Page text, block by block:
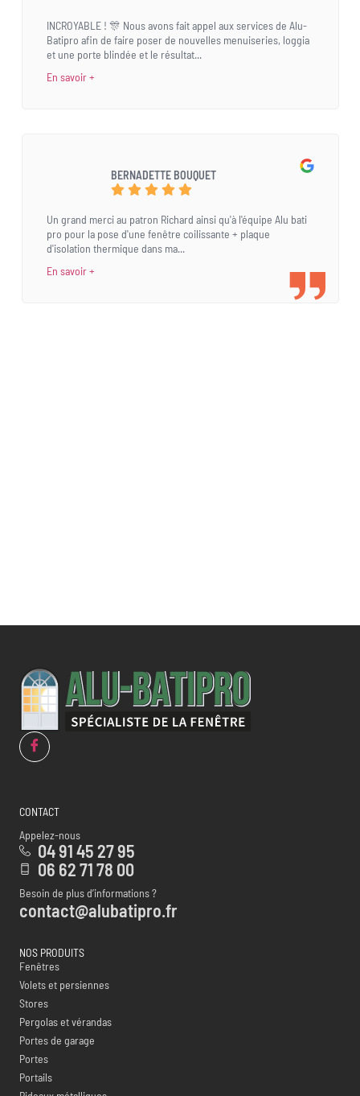
INCROYABLE ! 🎊 Nous avons fait appel aux services de Alu-
Batipro afin de faire poser de nouvelles menuiseries, loggia
et une porte blindée et le résultat...
En savoir +
BERNADETTE BOUQUET
Un grand merci au patron Richard ainsi qu'à l'équipe Alu bati
pro pour la pose d'une fenêtre coilissante + plaque
d'isolation thermique dans ma...
En savoir +
CONTACT
Appelez-nous
04 91 45 27 95
06 62 71 78 00
Besoin de plus d’informations ?
contact@alubatipro.fr
NOS PRODUITS
Fenêtres
Volets et persiennes
Stores
Pergolas et vérandas
Portes de garage
Portes
Portails